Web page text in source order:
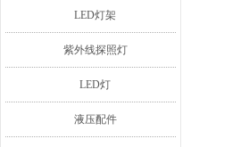
LED灯架
紫外线探照灯
LED灯
液压配件